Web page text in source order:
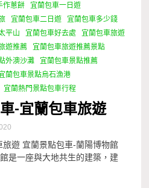
作蔥餅
宜蘭包車一日遊
宜蘭包車二日遊
宜蘭包車多少錢
平山 宜蘭包車好去處
宜蘭包車旅遊
遊推薦
宜蘭包車旅遊推薦景點
外澳沙灘
宜蘭包車景點推薦
蘭包車景點烏石漁港
宜蘭熱門景點包車行程
-宜蘭包車旅遊
遊 宜蘭景點包車-蘭陽博物館
是一座與大地共生的建築，建